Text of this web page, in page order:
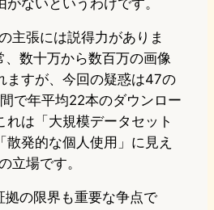
ないというわけです。
主張には説得力がありま
、数十万から数百万の画像
ますが、今回の疑惑は47の
で年平均22本のダウンロー
れは「大規模データセット
散発的な個人使用」に見え
立場です。
拠の限界も重要な争点で